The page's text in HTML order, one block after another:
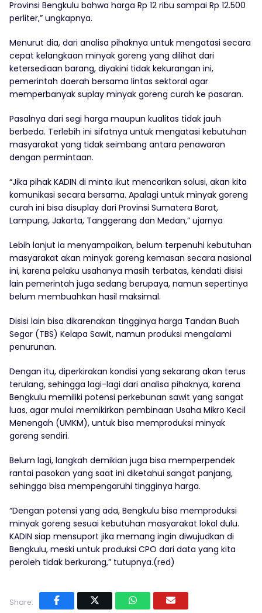
Provinsi Bengkulu bahwa harga Rp 12 ribu sampai Rp 12.500
perliter,” ungkapnya.
Menurut dia, dari analisa pihaknya untuk mengatasi secara
cepat kelangkaan minyak goreng yang dilihat dari
ketersediaan barang, diyakini tidak kekurangan ini,
pemerintah daerah bersama lintas sektoral agar
memperbanyak suplay minyak goreng curah ke pasaran.
Pasalnya dari segi harga maupun kualitas tidak jauh
berbeda. Terlebih ini sifatnya untuk mengatasi kebutuhan
masyarakat yang tidak seimbang antara penawaran
dengan permintaan.
“Jika pihak KADIN di minta ikut mencarikan solusi, akan kita
komunikasi secara bersama. Apalagi untuk minyak goreng
curah ini bisa disuplay dari Provinsi Sumatera Barat,
Lampung, Jakarta, Tanggerang dan Medan,” ujarnya
Lebih lanjut ia menyampaikan, belum terpenuhi kebutuhan
masyarakat akan minyak goreng kemasan secara nasional
ini, karena pelaku usahanya masih terbatas, kendati disisi
lain pemerintah juga sedang berupaya, namun sepertinya
belum membuahkan hasil maksimal.
Disisi lain bisa dikarenakan tingginya harga Tandan Buah
Segar (TBS) Kelapa Sawit, namun produksi mengalami
penurunan.
Dengan itu, diperkirakan kondisi yang sekarang akan terus
terulang, sehingga lagi-lagi dari analisa pihaknya, karena
Bengkulu memiliki potensi perkebunan sawit yang sangat
luas, agar mulai memikirkan pembinaan Usaha Mikro Kecil
Menengah (UMKM), untuk bisa memproduksi minyak
goreng sendiri.
Belum lagi, langkah demikian juga bisa memperpendek
rantai pasokan yang saat ini diketahui sangat panjang,
sehingga bisa mempengaruhi tingginya harga.
“Dengan potensi yang ada, Bengkulu bisa memproduksi
minyak goreng sesuai kebutuhan masyarakat lokal dulu.
KADIN siap mensuport jika memang ingin diwujudkan di
Bengkulu, meski untuk produksi CPO dari data yang kita
peroleh tidak berkurang,” tutupnya.(red)
Share: